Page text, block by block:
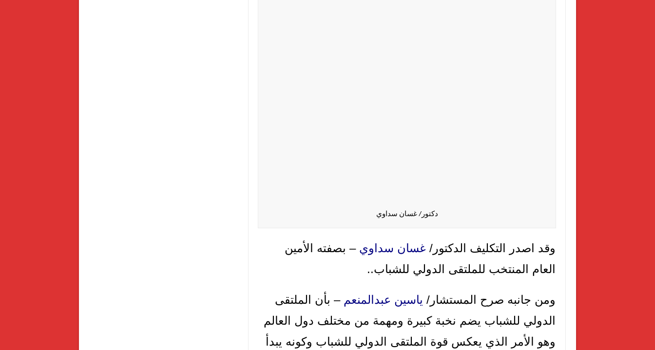
دكتور/ غسان سداوي
وقد اصدر التكليف الدكتور/ غسان سداوي – بصفته الأمين
العام المنتخب للملتقى الدولي للشباب..
ومن جانبه صرح المستشار/ ياسين عبدالمنعم – بأن الملتقى
الدولي للشباب يضم نخبة كبيرة ومهمة من مختلف دول العالم
وهو الأمر الذي يعكس قوة الملتقى الدولي للشباب وكونه يبدأ